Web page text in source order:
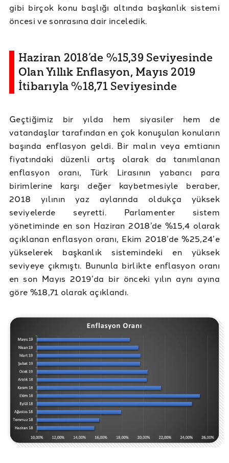
gibi birçok konu başlığı altında başkanlık sistemi
öncesi ve sonrasına dair inceledik.
Haziran 2018’de %15,39 Seviyesinde
Olan Yıllık Enflasyon, Mayıs 2019
İtibarıyla %18,71 Seviyesinde
Geçtiğimiz bir yılda hem siyasiler hem de
vatandaşlar tarafından en çok konuşulan konuların
başında enflasyon geldi. Bir malın veya emtianın
fiyatındaki düzenli artış olarak da tanımlanan
enflasyon oranı, Türk Lirasının yabancı para
birimlerine karşı değer kaybetmesiyle beraber,
2018 yılının yaz aylarında oldukça yüksek
seviyelerde seyretti. Parlamenter sistem
yönetiminde en son Haziran 2018’de %15,4 olarak
açıklanan enflasyon oranı, Ekim 2018’de %25,24’e
yükselerek başkanlık sistemindeki en yüksek
seviyeye çıkmıştı. Bununla birlikte enflasyon oranı
en son Mayıs 2019’da bir önceki yılın aynı ayına
göre %18,71 olarak açıklandı.